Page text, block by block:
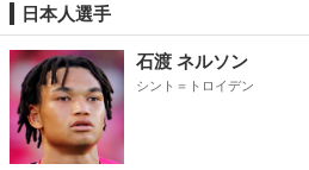
日本人選手
石渡 ネルソン
シント＝トロイデン